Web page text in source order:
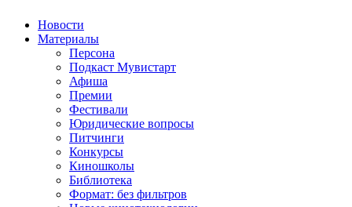
Новости
Материалы
Персона
Подкаст Мувистарт
Афиша
Премии
Фестивали
Юридические вопросы
Питчинги
Конкурсы
Киношколы
Библиотека
Формат: без фильтров